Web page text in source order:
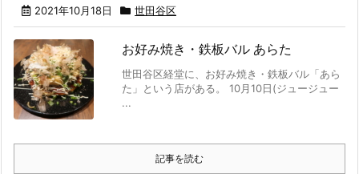
2021年10月18日 世田谷区
お好み焼き・鉄板バル あらた
世田谷区経堂に、お好み焼き・鉄板バル「あら
た」という店がある。 10月10日(ジュージュー
...
記事を読む